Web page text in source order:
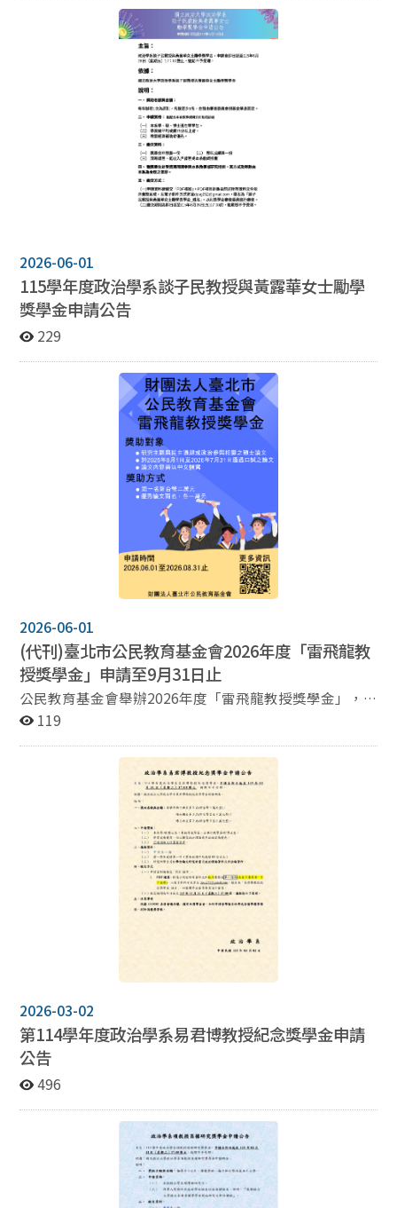
2026-06-01
115學年度政治學系談子民教授與黃露華女士勵學
獎學金申請公告
229
2026-06-01
(代刊)臺北市公民教育基金會2026年度「雷飛龍教
授獎學金」申請至9月31日止
公民教育基金會舉辦2026年度「雷飛龍教授獎學金」，
主要獎助論文主題為民主議題與政治參與相關， 本次獎助
細資訊請見公民教育基金會網站：
https://reurl.cc/O682jA
119
2026-03-02
第114學年度政治學系易君博教授紀念獎學金申請
公告
496